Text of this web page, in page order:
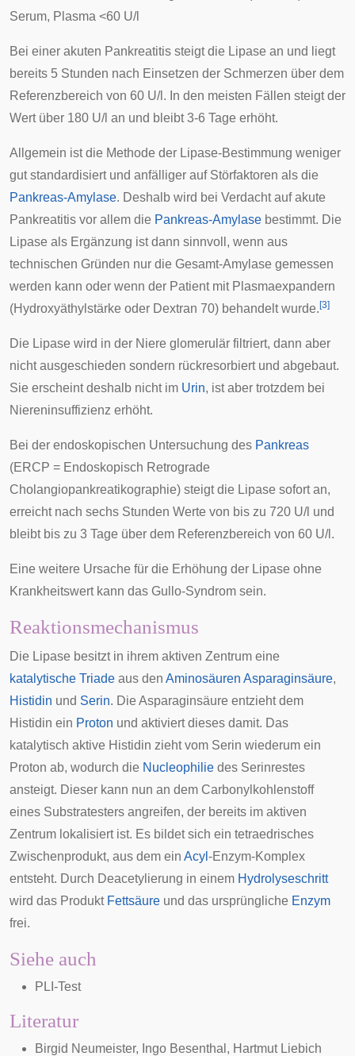
Serum, Plasma <60 U/l
Bei einer akuten Pankreatitis steigt die Lipase an und liegt
bereits 5 Stunden nach Einsetzen der Schmerzen über dem
Referenzbereich von 60 U/l. In den meisten Fällen steigt der
Wert über 180 U/l an und bleibt 3-6 Tage erhöht.
Allgemein ist die Methode der Lipase-Bestimmung weniger
gut standardisiert und anfälliger auf Störfaktoren als die
Pankreas-Amylase. Deshalb wird bei Verdacht auf akute
Pankreatitis vor allem die Pankreas-Amylase bestimmt. Die
Lipase als Ergänzung ist dann sinnvoll, wenn aus
technischen Gründen nur die Gesamt-Amylase gemessen
werden kann oder wenn der Patient mit Plasmaexpandern
(Hydroxyäthylstärke oder Dextran 70) behandelt wurde. [3]
Die Lipase wird in der Niere glomerulär filtriert, dann aber
nicht ausgeschieden sondern rückresorbiert und abgebaut.
Sie erscheint deshalb nicht im Urin, ist aber trotzdem bei
Niereninsuffizienz erhöht.
Bei der endoskopischen Untersuchung des Pankreas
(ERCP = Endoskopisch Retrograde
Cholangiopankreatikographie) steigt die Lipase sofort an,
erreicht nach sechs Stunden Werte von bis zu 720 U/l und
bleibt bis zu 3 Tage über dem Referenzbereich von 60 U/l.
Eine weitere Ursache für die Erhöhung der Lipase ohne
Krankheitswert kann das Gullo-Syndrom sein.
Reaktionsmechanismus
Die Lipase besitzt in ihrem aktiven Zentrum eine
katalytische Triade aus den Aminosäuren Asparaginsäure,
Histidin und Serin. Die Asparaginsäure entzieht dem
Histidin ein Proton und aktiviert dieses damit. Das
katalytisch aktive Histidin zieht vom Serin wiederum ein
Proton ab, wodurch die Nucleophilie des Serinrestes
ansteigt. Dieser kann nun an dem Carbonylkohlenstoff
eines Substratesters angreifen, der bereits im aktiven
Zentrum lokalisiert ist. Es bildet sich ein tetraedrisches
Zwischenprodukt, aus dem ein Acyl -Enzym-Komplex
entsteht. Durch Deacetylierung in einem Hydrolyseschritt
wird das Produkt Fettsäure und das ursprüngliche Enzym
frei.
Siehe auch
PLI-Test
Literatur
Birgid Neumeister, Ingo Besenthal, Hartmut Liebich